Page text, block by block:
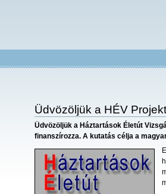
Üdvözöljük a HÉV
Üdvözöljük a Háztartások Életút
finanszírozza. A kutatás célja a